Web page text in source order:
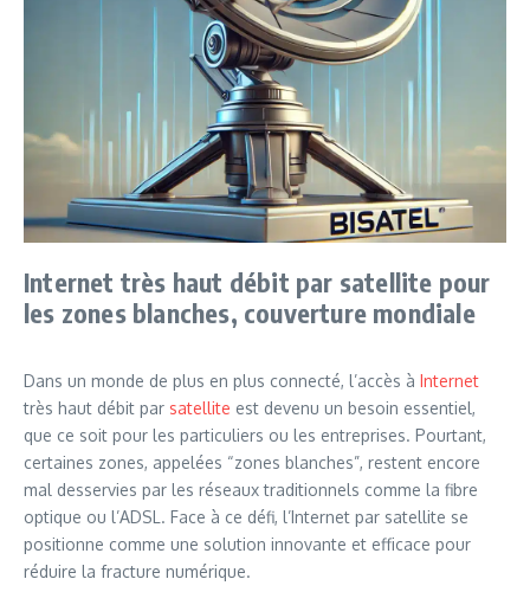
Internet très haut débit par satellite pour
les zones blanches, couverture mondiale
Dans un monde de plus en plus connecté, l’accès à Internet
très haut débit par satellite est devenu un besoin essentiel,
que ce soit pour les particuliers ou les entreprises. Pourtant,
certaines zones, appelées “zones blanches”, restent encore
mal desservies par les réseaux traditionnels comme la fibre
optique ou l’ADSL. Face à ce défi, l’Internet par satellite se
positionne comme une solution innovante et efficace pour
réduire la fracture numérique.